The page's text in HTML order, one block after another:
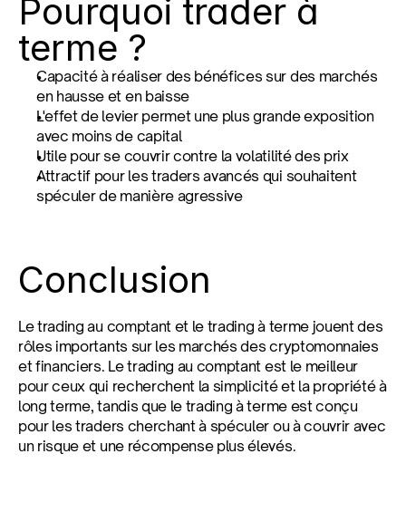
Pourquoi trader à
terme ?
Capacité à réaliser des bénéfices sur des marchés
en hausse et en baisse
L'effet de levier permet une plus grande exposition
avec moins de capital
Utile pour se couvrir contre la volatilité des prix
Attractif pour les traders avancés qui souhaitent
spéculer de manière agressive
Conclusion
Le trading au comptant et le trading à terme jouent des
rôles importants sur les marchés des cryptomonnaies
et financiers. Le trading au comptant est le meilleur
pour ceux qui recherchent la simplicité et la propriété à
long terme, tandis que le trading à terme est conçu
pour les traders cherchant à spéculer ou à couvrir avec
un risque et une récompense plus élevés.